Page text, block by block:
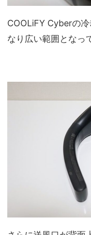
COOLiFY Cyberの
なり広い範囲となっ